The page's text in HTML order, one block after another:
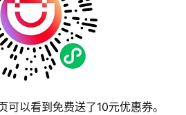
可以看到免费送了10元优惠券。